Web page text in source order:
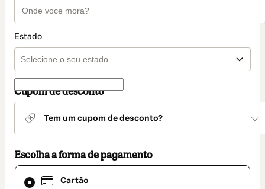
Estado
Cupom de desconto
Tem um cupom de desconto?
Escolha a forma de pagamento
Cartão
Cartão
selecionado